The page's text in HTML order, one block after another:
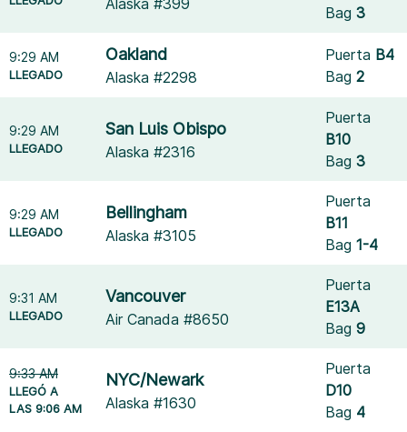
Bag3
9:29 AM
LLEGADO
Oakland
Alaska #2298
Puerta B4
Bag2
9:29 AM
LLEGADO
San Luis Obispo
Alaska #2316
Puerta
B10
Bag3
9:29 AM
LLEGADO
Bellingham
Alaska #3105
Puerta
B11
Bag1-4
9:31 AM
LLEGADO
Vancouver
Air Canada #8650
Puerta
E13A
Bag9
9:33 AM
LLEGÓ A
LAS 9:06 AM
NYC/Newark
Alaska #1630
Puerta
D10
Bag 4